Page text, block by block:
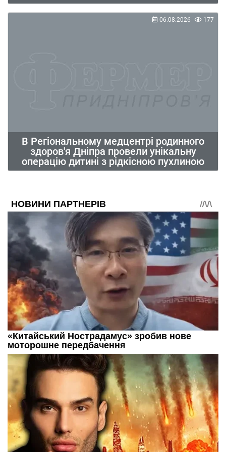
В Регіональному медцентрі родинного
здоров'я Дніпра провели унікальну
операцію дитині з рідкісною пухлиною
06.08.2026 177